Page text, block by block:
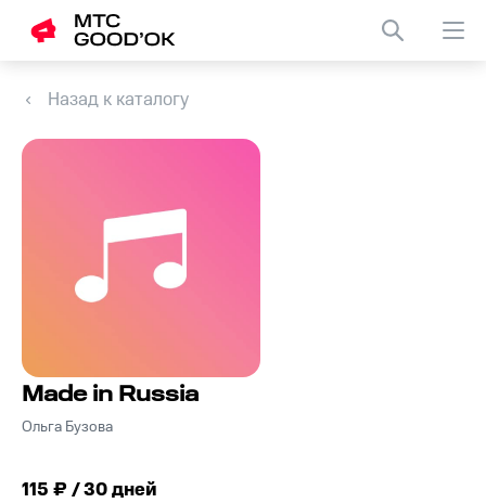
Назад к каталогу
Made in Russia
Ольга Бузова
115 ₽ / 30 дней